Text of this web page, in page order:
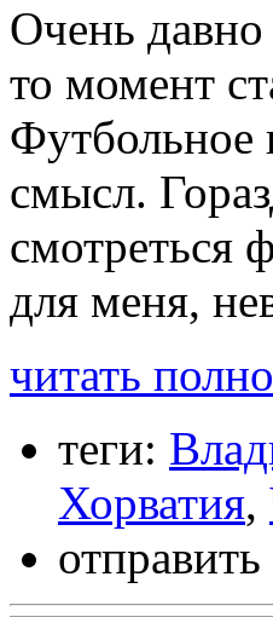
Очень
то момент
Футбольное
смысл.
смотреться
для меня,
читать
теги:
Хорватия,